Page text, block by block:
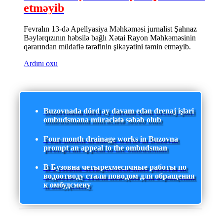
etməyib
Fevralın 13-də Apellyasiya Məhkəməsi jurnalist Şahnaz
Bəylərqızının həbsilə bağlı Xətai Rayon Məhkəməsinin
qərarından müdafiə tərəfinin şikayətini təmin etməyib.
Ardını oxu
Buzovnada dörd ay davam edən drenaj işləri
ombudsmana müraciətə səbəb olub
Four-month drainage works in Buzovna
prompt an appeal to the ombudsman
В Бузовна четырехмесячные работы по
водоотводу стали поводом для обращения
к омбудсмену